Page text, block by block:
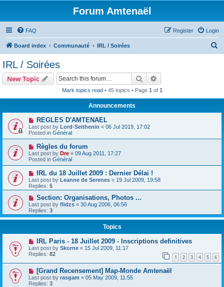
Forum Amtenaël
FAQ Login
Register
Board index Communauté IRL / Soirées
IRL / Soirées
New Topic Search
Mark topics read• 45 topics • Page 1 of 1
Announcements
REGLES D'AMTENAEL
Last post by Lord-Seithenin « 06 Jul 2019, 17:02
Posted in Général
Règles du forum
Last post by Dre « 09 Aug 2011, 17:27
Posted in Général
IRL du 18 Juillet 2009 : Dernier Délai !
Last post by Leanne de Serenes « 19 Jul 2009, 19:58
Replies: 5
Section: Organisations, Photos ...
Last post by flidzs « 30 Aug 2006, 06:56
Replies: 3
Topics
IRL Paris - 18 Juillet 2009 - Inscriptions definitives
Last post by Skorne « 15 Jul 2009, 11:17
Replies: 82 1 2 3 4 5 6
[Grand Recensement] Map-Monde Amtenaël
Last post by rasgam « 05 May 2009, 11:55
Replies: 3